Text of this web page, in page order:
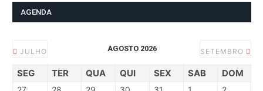
AGENDA
JULHO AGOSTO 2026 SETEMBRO
SEG TER QUA QUI SEX SAB DOM